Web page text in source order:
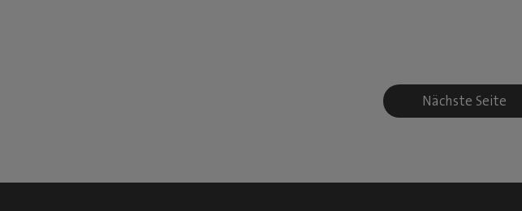
Nächste Seite